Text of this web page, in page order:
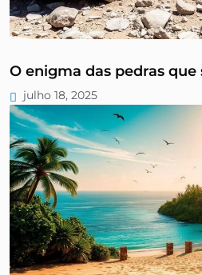
O enigma das pedras
julho 18, 2025